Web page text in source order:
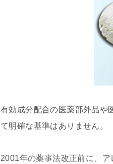
有効成分配合の医薬部外品や
て明確な基準はありません。
2001年の薬事法改正前に、